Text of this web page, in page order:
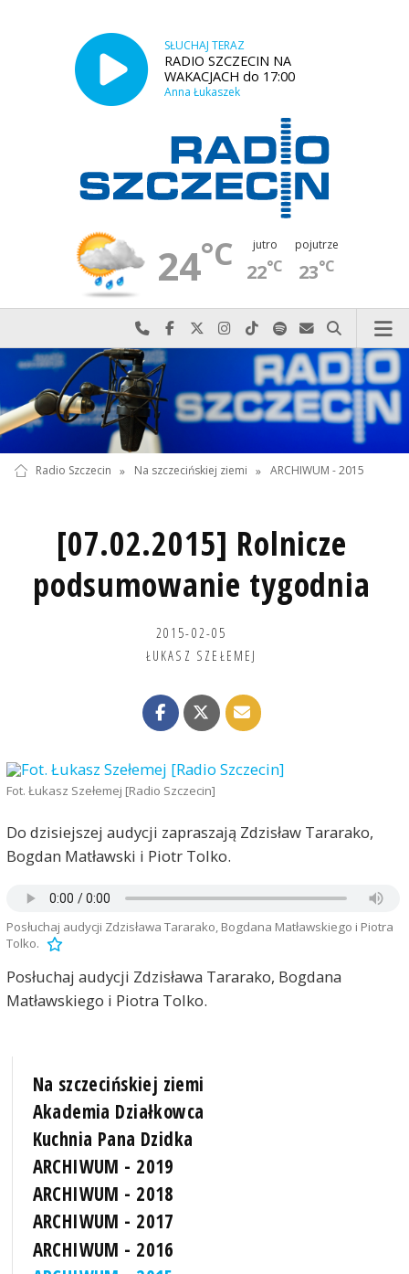
SŁUCHAJ TERAZ
RADIO SZCZECIN NA
WAKACJACH do 17:00
Anna Łukaszek
24°C jutro
22°C
pojutrze
23°C
Najlepiej po prostu do nas zadzwoń
Odwiedź nas na Facebook-u
Odwiedź nas na X
Odwiedź nas na Instagram-ie
Odwiedź nas na TikTok-u
Szukaj nas na Spotify
Wyślij do nas
Szukaj
Radio Szczecin » Na szczecińskiej ziemi » ARCHIWUM - 2015
[07.02.2015] Rolnicze
podsumowanie tygodnia
2015-02-05
ŁUKASZ SZEŁEMEJ
Fot. Łukasz Szełemej [Radio Szczecin]
Do dzisiejszej audycji zapraszają Zdzisław Tararako,
Bogdan Matławski i Piotr Tolko.
Posłuchaj audycji Zdzisława Tararako, Bogdana Matławskiego i Piotra
Tolko.
Posłuchaj audycji Zdzisława Tararako, Bogdana
Matławskiego i Piotra Tolko.
Na szczecińskiej ziemi
Akademia Działkowca
Kuchnia Pana Dzidka
ARCHIWUM - 2019
ARCHIWUM - 2018
ARCHIWUM - 2017
ARCHIWUM - 2016